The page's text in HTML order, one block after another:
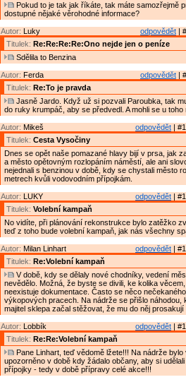
Pokud to je tak jak říkáte, tak máte samozřejmě
dostupné nějaké věrohodné informace?
odpovědět |
Autor: Luky
Titulek: Re:Re:Re:Re:Ono nejde jen o peníze
Sdělila to Benzina
odpovědět |
Autor: Ferda
Titulek: Re:To je pravda
Jasně Jardo. Když už si pozvali Paroubka, tak
do ruky krumpáč, aby se předvedl. A mohli se u toho
odpovědět |
Autor: Mikeš
Titulek: Cesta Vysočiny
Dnes se opět naše pomazané hlavy bijí v prsa, jak
a město opětovným rozlopáním náměstí, ale ani
nejednali s benzinou v době, kdy se chystali město
metrech kvůli vodovodním přípojkám.
odpovědět |
Autor: LUKY
Titulek: Volební kampaň
No vidíte, při plánování rekonstrukce bylo zatěžko
teď z toho bude volební kampaň, jak nás všechny
odpovědět |
Autor: Milan Linhart
Titulek: Re:Volební kampaň
V době, kdy se dělaly nové chodníky, vedení
nevědělo. Možná, že byste se divili, ke kolika
neexistuje dokumentace. Často se něco
výkopových pracech. Na nádrže se přišlo náhodou,
majitel sklepa začal stěžovat, že mu do něj prosakují
odpovědět |
Autor: Lobbík
Titulek: Re:Re:Volební kampaň
Pane Linhart, teď vědomě lžete!!! Na nádrže bylo
upozorněno v době kdy žádalo občany, aby si
přípojky - tedy v době přípravy celé akce!!!